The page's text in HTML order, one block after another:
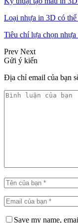
Loại nhựa in 3D có
Tiêu chí lựa chọn
Prev Next
Gửi ý kiến
Địa chỉ email của bạn
Save my name,